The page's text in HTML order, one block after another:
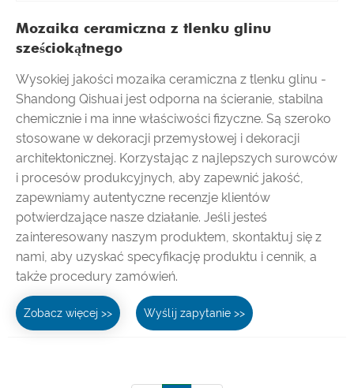
Mozaika ceramiczna z tlenku glinu
sześciokątnego
Wysokiej jakości mozaika ceramiczna z tlenku glinu -
Shandong Qishuai jest odporna na ścieranie, stabilna
chemicznie i ma inne właściwości fizyczne. Są szeroko
stosowane w dekoracji przemysłowej i dekoracji
architektonicznej. Korzystając z najlepszych surowców
i procesów produkcyjnych, aby zapewnić jakość,
zapewniamy autentyczne recenzje klientów
potwierdzające nasze działanie. Jeśli jesteś
zainteresowany naszym produktem, skontaktuj się z
nami, aby uzyskać specyfikację produktu i cennik, a
także procedury zamówień.
Zobacz więcej >> Wyślij zapytanie >>